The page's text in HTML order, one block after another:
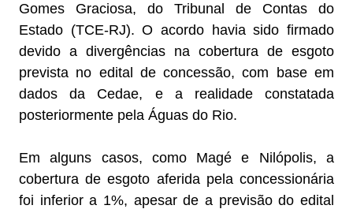
Gomes Graciosa, do Tribunal de Contas do
Estado (TCE-RJ). O acordo havia sido firmado
devido a divergências na cobertura de esgoto
prevista no edital de concessão, com base em
dados da Cedae, e a realidade constatada
posteriormente pela Águas do Rio.
Em alguns casos, como Magé e Nilópolis, a
cobertura de esgoto aferida pela concessionária
foi inferior a 1%, apesar de a previsão do edital